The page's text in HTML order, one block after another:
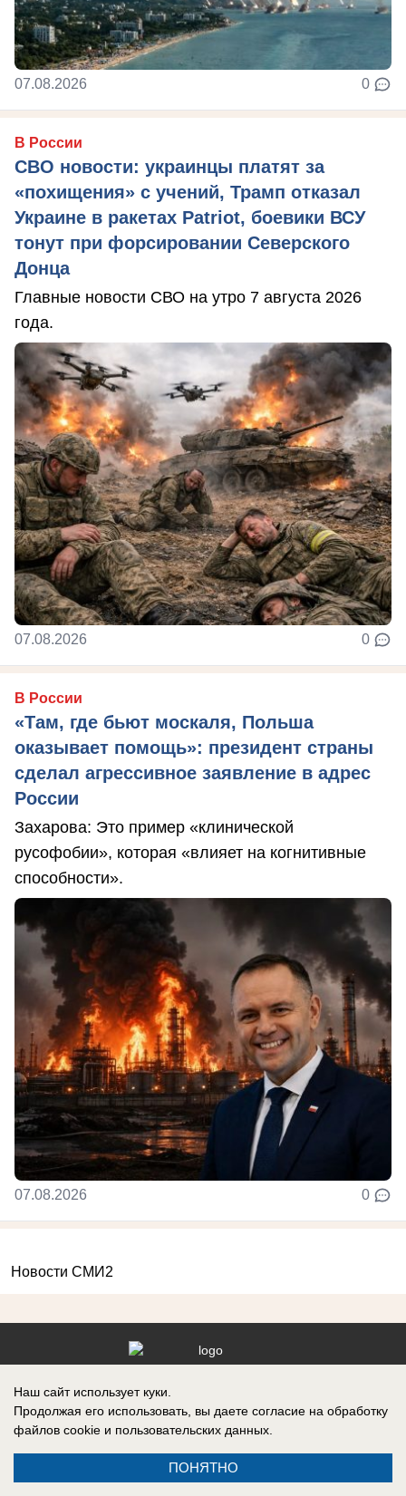
07.08.2026 0
В России
СВО новости: украинцы платят за
«похищения» с учений, Трамп отказал
Украине в ракетах Patriot, боевики ВСУ
тонут при форсировании Северского
Донца
Главные новости СВО на утро 7 августа 2026
года.
07.08.2026 0
В России
«Там, где бьют москаля, Польша
оказывает помощь»: президент страны
сделал агрессивное заявление в адрес
России
Захарова: Это пример «клинической
русофобии», которая «влияет на когнитивные
способности».
07.08.2026 0
Новости СМИ2
Реклама на сайте
Контакты
Наш сайт использует куки.
Продолжая его использовать, вы даете согласие на обработку
файлов cookie и пользовательских данных.
ПОНЯТНО